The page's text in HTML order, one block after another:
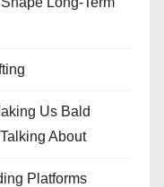
Us Bald
About
Platforms